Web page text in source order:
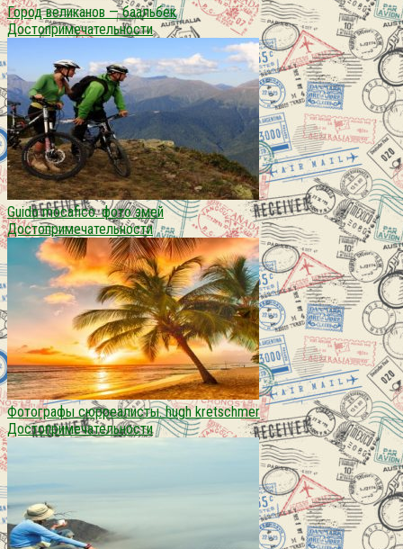
Город великанов — баальбек
Достопримечательности
Guido mocafico. фото змей
Достопримечательности
Фотографы сюрреалисты. hugh kretschmer
Достопримечательности